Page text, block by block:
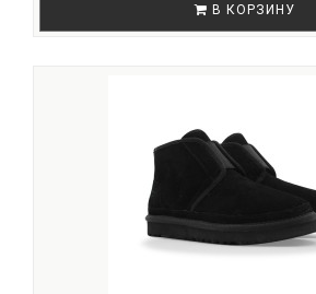
В КОРЗИНУ